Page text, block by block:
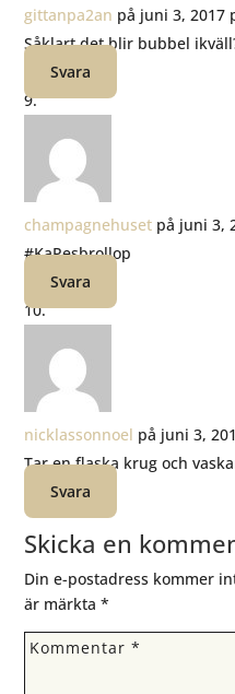
gittanpa2an på juni 3, 2017
Såklart det blir bubbel
Svara
champagnehuset på juni 3,
#KaPesbrollop
Svara
nicklassonnoel på juni 3,
Tar en flaska krug och
Svara
Skicka en
Din e-postadress kommer
är märkta*